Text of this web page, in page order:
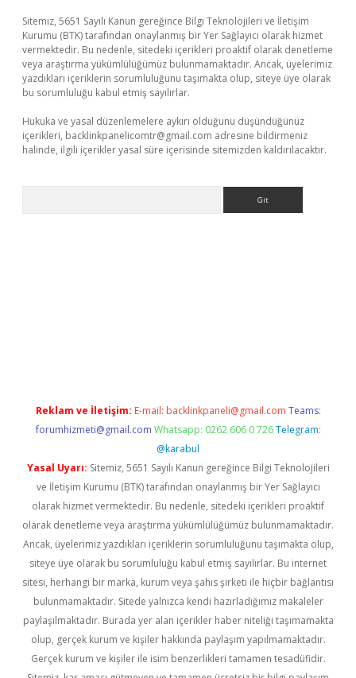
Sitemiz, 5651 Sayılı Kanun gereğince Bilgi Teknolojileri ve İletişim
Kurumu (BTK) tarafından onaylanmış bir Yer Sağlayıcı olarak hizmet
vermektedir. Bu nedenle, sitedeki içerikleri proaktif olarak denetleme
veya araştırma yükümlülüğümüz bulunmamaktadır. Ancak, üyelerimiz
yazdıkları içeriklerin sorumluluğunu taşımakta olup, siteye üye olarak
bu sorumluluğu kabul etmiş sayılırlar.
Hukuka ve yasal düzenlemelere aykırı olduğunu düşündüğünüz
içerikleri, backlinkpanelicomtr@gmail.com adresine bildirmeniz
halinde, ilgili içerikler yasal süre içerisinde sitemizden kaldırılacaktır.
Reklam ve İletişim: E-mail: backlinkpaneli@gmail.com Teams:
forumhizmeti@gmail.com Whatsapp: 0262 606 0 726 Telegram:
@karabul
Yasal Uyarı: Sitemiz, 5651 Sayılı Kanun gereğince Bilgi Teknolojileri
ve İletişim Kurumu (BTK) tarafından onaylanmış bir Yer Sağlayıcı
olarak hizmet vermektedir. Bu nedenle, sitedeki içerikleri proaktif
olarak denetleme veya araştırma yükümlülüğümüz bulunmamaktadır.
Ancak, üyelerimiz yazdıkları içeriklerin sorumluluğunu taşımakta olup,
siteye üye olarak bu sorumluluğu kabul etmiş sayılırlar. Bu internet
sitesi, herhangi bir marka, kurum veya şahıs şirketi ile hiçbir bağlantısı
bulunmamaktadır. Sitede yalnızca kendi hazırladığımız makaleler
paylaşılmaktadır. Burada yer alan içerikler haber niteliği taşımamakta
olup, gerçek kurum ve kişiler hakkında paylaşım yapılmamaktadır.
Gerçek kurum ve kişiler ile isim benzerlikleri tamamen tesadüfidir.